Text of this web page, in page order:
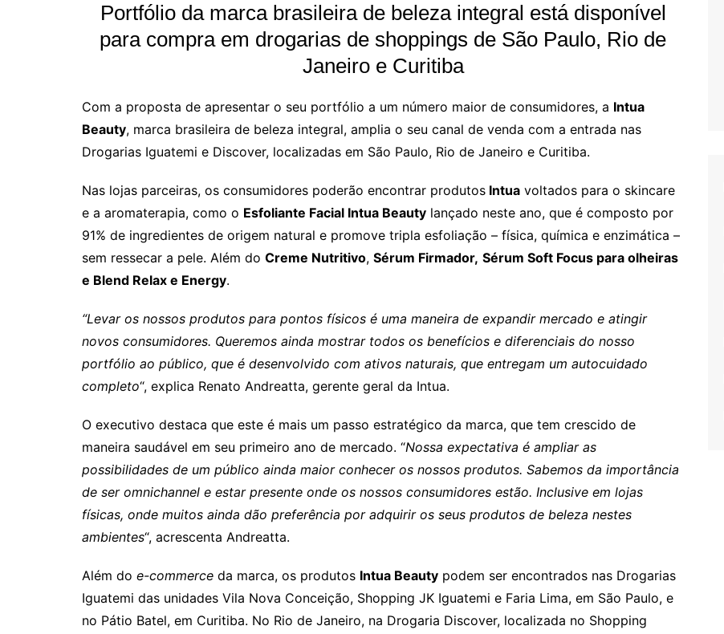
Portfólio da marca brasileira de beleza integral está disponível
para compra em drogarias de shoppings de São Paulo, Rio de
Janeiro e Curitiba
Com a proposta de apresentar o seu portfólio a um número maior de consumidores, a Intua
Beauty, marca brasileira de beleza integral, amplia o seu canal de venda com a entrada nas
Drogarias Iguatemi e Discover, localizadas em São Paulo, Rio de Janeiro e Curitiba.
Nas lojas parceiras, os consumidores poderão encontrar produtos Intua voltados para o skincare
e a aromaterapia, como o Esfoliante Facial Intua Beauty lançado neste ano, que é composto por
91% de ingredientes de origem natural e promove tripla esfoliação – física, química e enzimática –
sem ressecar a pele. Além do Creme Nutritivo, Sérum Firmador, Sérum Soft Focus para olheiras
e Blend Relax e Energy.
“Levar os nossos produtos para pontos físicos é uma maneira de expandir mercado e atingir
novos consumidores. Queremos ainda mostrar todos os benefícios e diferenciais do nosso
portfólio ao público, que é desenvolvido com ativos naturais, que entregam um autocuidado
completo“, explica Renato Andreatta, gerente geral da Intua.
O executivo destaca que este é mais um passo estratégico da marca, que tem crescido de
maneira saudável em seu primeiro ano de mercado. “Nossa expectativa é ampliar as
possibilidades de um público ainda maior conhecer os nossos produtos. Sabemos da importância
de ser omnichannel e estar presente onde os nossos consumidores estão. Inclusive em lojas
físicas, onde muitos ainda dão preferência por adquirir os seus produtos de beleza nestes
ambientes“, acrescenta Andreatta.
Além do e-commerce da marca, os produtos Intua Beauty podem ser encontrados nas Drogarias
Iguatemi das unidades Vila Nova Conceição, Shopping JK Iguatemi e Faria Lima, em São Paulo, e
no Pátio Batel, em Curitiba. No Rio de Janeiro, na Drogaria Discover, localizada no Shopping